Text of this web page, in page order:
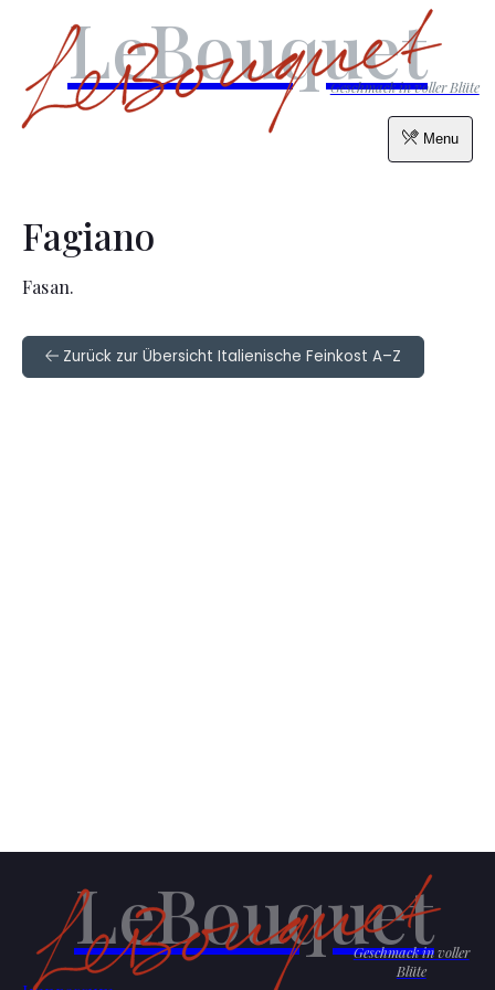
Menu
LeBouquet
Geschmack in voller Blüte
Fagiano
Fasan.
Zurück zur Übersicht Italienische Feinkost A–Z
LeBouquet
Geschmack in voller
Blüte